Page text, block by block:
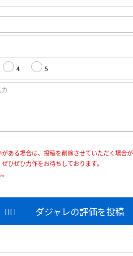
4 5
ある場合は、投稿を削除させていただく場合が
ひぜひ力作をお待ちしております。
ダジャレの評価を投稿